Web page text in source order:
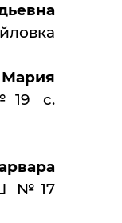
с.
№17